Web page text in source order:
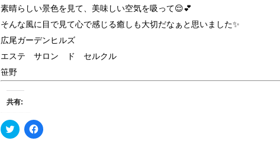
素晴らしい景色を見て、美味しい空気を吸って😌💕
そんな風に目で見て心で感じる癒しも大切だなぁと思いました✨
広尾ガーデンヒルズ
エステ サロン ド セルクル
笹野
共有:
ク
リ
F
a